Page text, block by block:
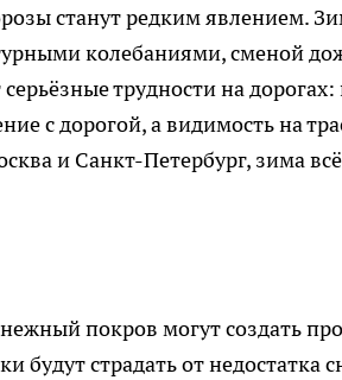
станут редким явлением.
колебаниями, сменой
трудности на
с дорогой, а видимость на
и Санкт-Петербург, зима
покров могут создать
будут страдать от недостатка